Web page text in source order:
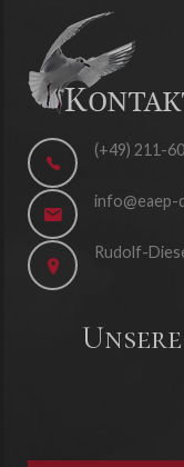
(+49) 211-
info@eaep-
Rudolf-